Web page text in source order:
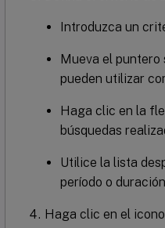
Introduzca un
Mueva el puntero
pueden utilizar
Haga clic en la
búsquedas
Utilice la lista
período o
Haga clic en el